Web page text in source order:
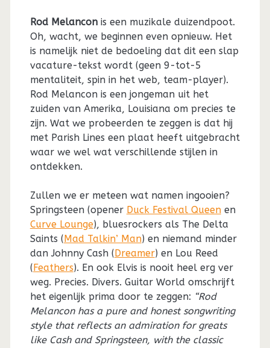
Rod Melanconis een muzikale duizendpoot.
Oh, wacht, we beginnen even opnieuw. Het
is namelijk niet de bedoeling dat dit een slap
vacature-tekst wordt (geen 9-tot-5
mentaliteit, spin in het web, team-player).
Rod Melancon is een jongeman uit het
zuiden van Amerika, Louisiana om precies te
zijn. Wat we probeerden te zeggen is dat hij
met Parish Lines een plaat heeft uitgebracht
waar we wel wat verschillende stijlen in
ontdekken.
Zullen we er meteen wat namen ingooien?
Springsteen (opener Duck Festival Queenen
Curve Lounge), bluesrockers als The Delta
Saints ( Mad Talkin’ Man) en niemand minder
dan Johnny Cash ( Dreamer) en Lou Reed
( Feathers). En ook Elvis is nooit heel erg ver
weg. Precies. Divers. Guitar World omschrijft
het eigenlijk prima door te zeggen: “Rod
Melancon has a pure and honest songwriting
style that reflects an admiration for greats
like Cash and Springsteen, with the classic